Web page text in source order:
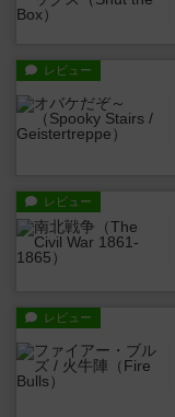
レビュー
レビュー
レビュー